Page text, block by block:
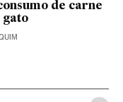
de carne
gato